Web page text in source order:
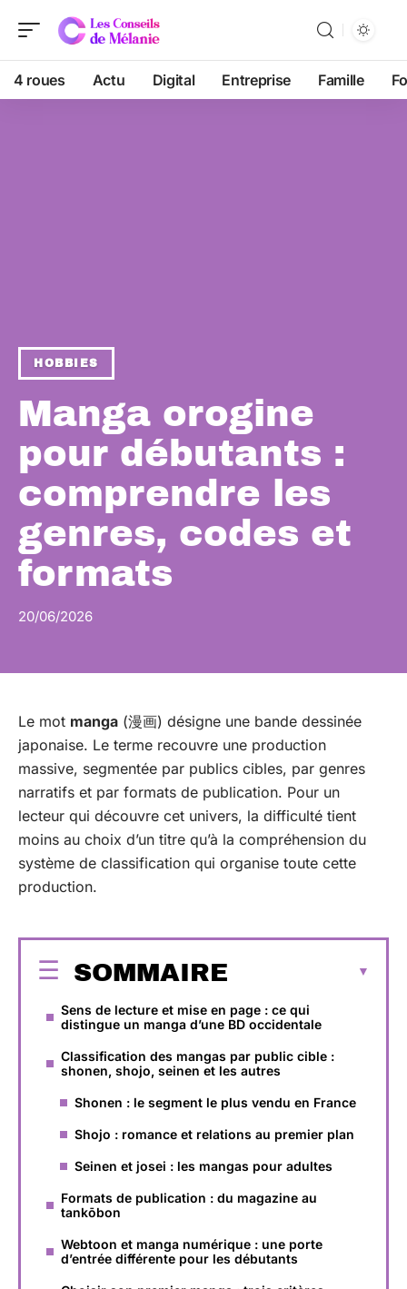
4 roues Actu Digital Entreprise Famille
HOBBIES
Manga orogine
pour débutants :
comprendre les
genres, codes et
formats
20/06/2026
Le mot manga (漫画) désigne une bande dessinée
japonaise. Le terme recouvre une production
massive, segmentée par publics cibles, par genres
narratifs et par formats de publication. Pour un
lecteur qui découvre cet univers, la difficulté tient
moins au choix d’un titre qu’à la compréhension du
système de classification qui organise toute cette
production.
SOMMAIRE
Sens de lecture et mise en page : ce qui
distingue un manga d’une BD occidentale
Classification des mangas par public cible :
shonen, shojo, seinen et les autres
Shonen : le segment le plus vendu en France
Shojo : romance et relations au premier plan
Seinen et josei : les mangas pour adultes
Formats de publication : du magazine au
tankōbon
Webtoon et manga numérique : une porte
d’entrée différente pour les débutants